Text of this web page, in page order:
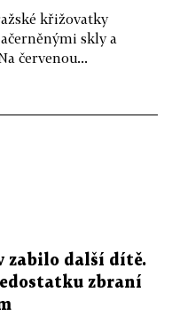
křižovatky
skly a
červenou...
zabilo další dítě.
zbraní